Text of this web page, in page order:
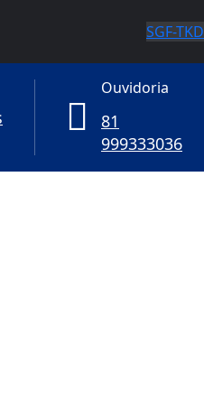
SGF-TKD
Ouvidoria
81
999333036